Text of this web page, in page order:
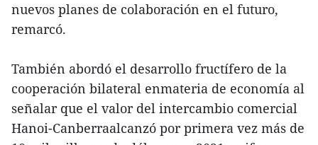
nuevos planes de colaboración en el futuro,
remarcó.
También abordó el desarrollo fructífero de la
cooperación bilateral enmateria de economía al
señalar que el valor del intercambio comercial
Hanoi-Canberraalcanzó por primera vez más de